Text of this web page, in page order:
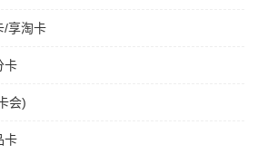
/享淘卡
卡
会)
卡